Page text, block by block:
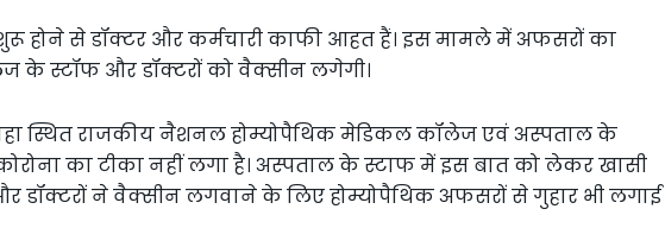
से डॉक्टर और कर्मचारी काफी आहत हैं। इस मामले में अफसरों का
के स्टॉफ और डॉक्टरों को वैक्सीन लगेगी।
स्थित राजकीय नैशनल होम्योपैथिक मेडिकल कॉलेज एवं अस्पताल के
का टीका नहीं लगा है। अस्पताल के स्टाफ में इस बात को लेकर खासी
और डॉक्टरों ने वैक्सीन लगवाने के लिए होम्योपैथिक अफसरों से गुहार भी लगाई